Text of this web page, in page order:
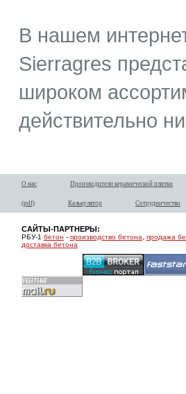
В нашем
Sierragres
широком
действительно
О нас Производители керамической плитки
(pdf) Калькулятор Сотрудничество
САЙТЫ-ПАРТНЕРЫ:
РБУ-1 бетон - производство бетона
продажа
доставка бетона